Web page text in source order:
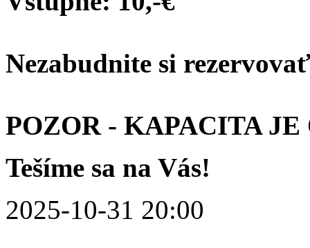
Nezabudnite si
POZOR - KAPACITA
Tešíme sa na Vás!
2025-10-31 20:00